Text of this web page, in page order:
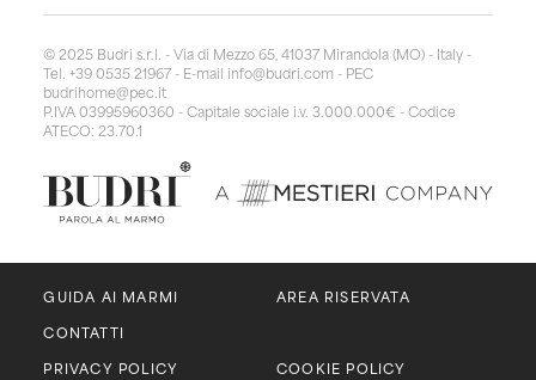
© 2025 Budri s.r.l. - Via di Mezzo 65, 41037 Mirandola (MO) - Italy -
Tel. +39 0535 21967 - E-mail info@budri.com - PEC
budrihome@pec.it
P.IVA 03995960360 - Capitale sociale i.v. 3.000.000€ - Codice
ATECO: 23.70.1
GUIDA AI MARMI
AREA RISERVATA
CONTATTI
PRIVACY POLICY
COOKIE POLICY